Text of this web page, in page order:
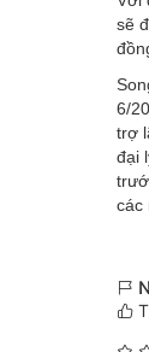
sẽ
6/
trợ
đại
các